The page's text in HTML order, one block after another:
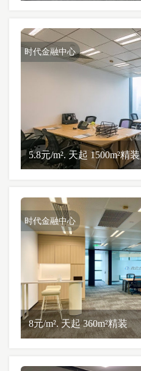
时代金融中心
5.8元/m². 天起 1500m²精装
时代金融中心
8元/m². 天起 360m²精装